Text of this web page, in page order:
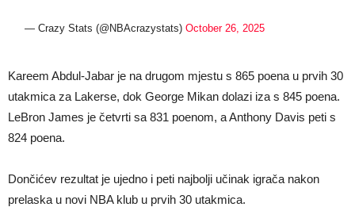
— Crazy Stats (@NBAcrazystats)October 26, 2025
Kareem Abdul-Jabar je na drugom mjestu s 865 poena u prvih 30
utakmica za Lakerse, dok George Mikan dolazi iza s 845 poena.
LeBron James je četvrti sa 831 poenom, a Anthony Davis peti s
824 poena.
Dončićev rezultat je ujedno i peti najbolji učinak igrača nakon
prelaska u novi NBA klub u prvih 30 utakmica.